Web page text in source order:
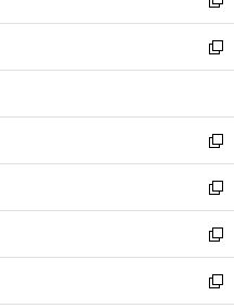
開
く
ウ
で
開
ン
ド
ウ
開
く
ウ
ィ
ン
ウ
で
開
く
新
し
い
ウ
ン
ド
ウ
で
開
く
新
し
ウ
ィ
ン
ド
ウ
で
開
く
新
し
い
ウ
ィ
ン
ド
新
し
い
ウ
ィ
新
し
い
新